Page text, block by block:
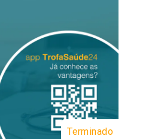
Terminado